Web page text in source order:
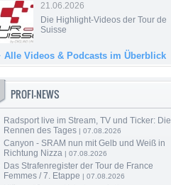
21.06.2026
Die Highlight-Videos der Tour de
Suisse
Alle Videos & Podcasts im Überblick
PROFI-NEWS
Radsport live im Stream, TV und Ticker: Die
Rennen des Tages | 07.08.2026
Canyon - SRAM nun mit Gelb und Weiß in
Richtung Nizza | 07.08.2026
Das Strafenregister der Tour de France
Femmes / 7. Etappe | 07.08.2026